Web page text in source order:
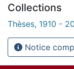
Collections
Thèses, 1910 -
Notice